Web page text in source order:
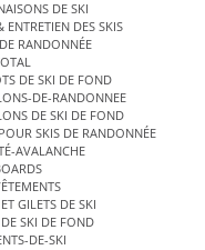
DE SKI
ENTRETIEN DES SKIS
RANDONNÉE
DE SKI DE FOND
DE-RANDONNEE
DE SKI DE FOND
SKIS DE RANDONNÉE
AVALANCHE
GILETS DE SKI
DE SKI DE FOND
DE-SKI